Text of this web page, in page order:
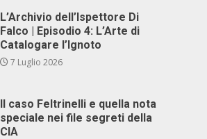
L’Archivio dell’Ispettore Di
Falco | Episodio 4: L’Arte di
Catalogare l’Ignoto
7 Luglio 2026
Il caso Feltrinelli e quella nota
speciale nei file segreti della
CIA